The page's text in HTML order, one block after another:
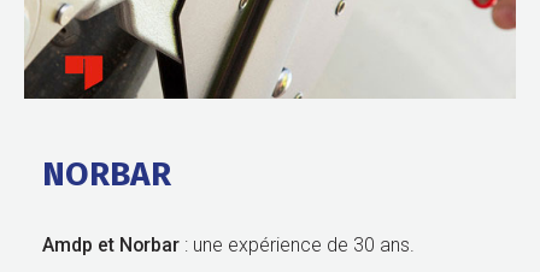
NORBAR
Amdp et Norbar : une expérience de 30 ans.